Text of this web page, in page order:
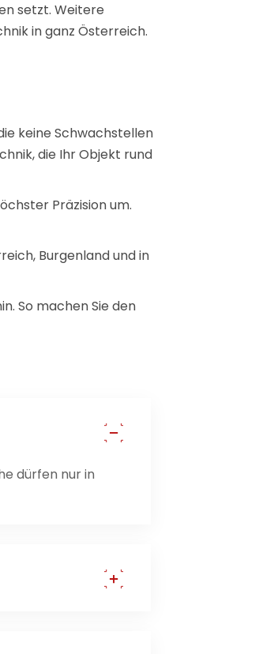
setzt. Weitere
in ganz Österreich.
keine Schwachstellen
die Ihr Objekt rund
Präzision um.
Burgenland und in
So machen Sie den
dürfen nur in